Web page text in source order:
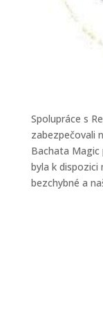
Spolupráce s
zabezpečovali
Bachata Magic
byla k dispozici
bezchybné a